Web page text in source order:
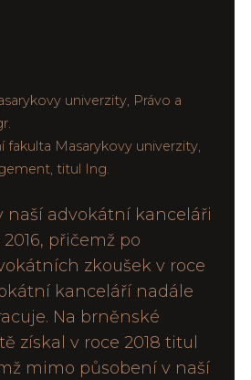
univerzity, Právo a
fakulta Masarykovy univerzity,
titul Ing.
naší advokátní kanceláři
přičemž po
zkoušek v roce
kanceláří nadále
Na brněnské
získal v roce 2018 titul
mimo působení v naší